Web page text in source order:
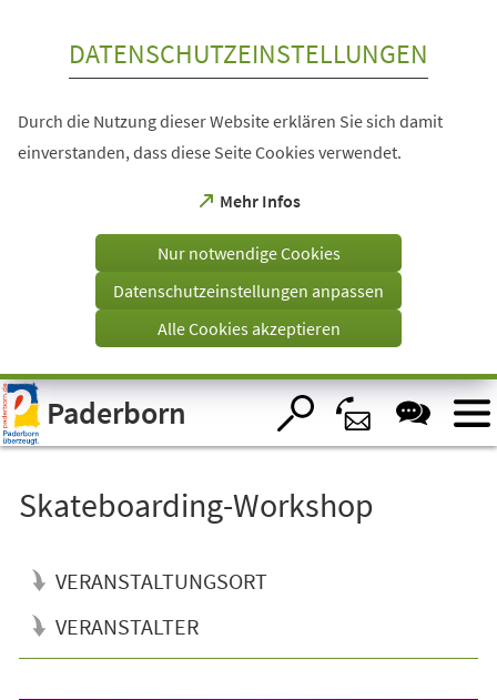
Visuelle
Assistenzsoftware
öffnen.
DATENSCHUTZEINSTELLUNGEN
Durch die Nutzung dieser Website erklären Sie sich damit
einverstanden, dass diese Seite Cookies verwendet.
Mehr Infos
(Öffnet
einem
Tab)
Nur notwendige Cookies
Datenschutzeinstellungen anpassen
Alle Cookies akzeptieren
Paderborn
Skateboarding-Workshop
VERANSTALTUNGSORT
VERANSTALTER